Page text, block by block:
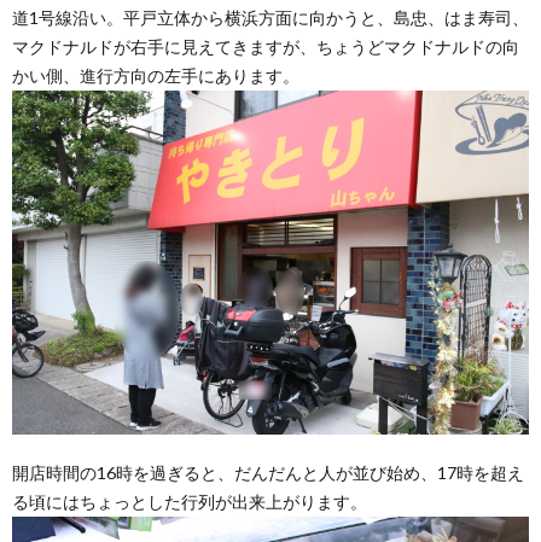
道1号線沿い。平戸立体から横浜方面に向かうと、島忠、はま寿司、
マクドナルドが右手に見えてきますが、ちょうどマクドナルドの向
かい側、進行方向の左手にあります。
開店時間の16時を過ぎると、だんだんと人が並び始め、17時を超え
る頃にはちょっとした行列が出来上がります。